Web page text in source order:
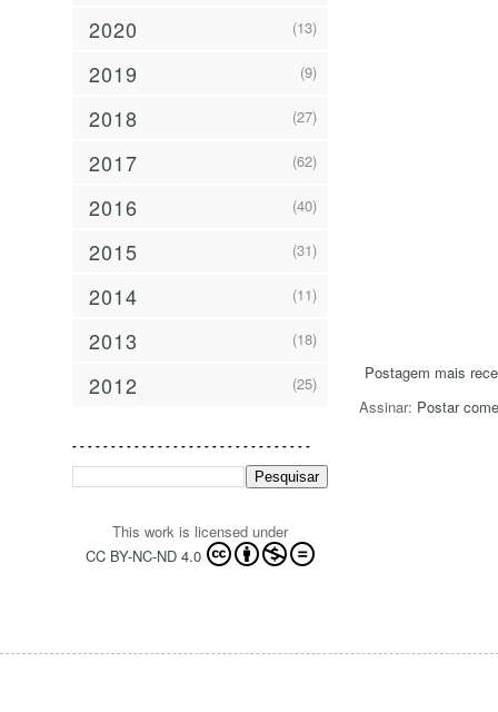
Postagem mais
Assinar: Postar
2020 (13)
2019 (9)
2018 (27)
2017 (62)
2016 (40)
2015 (31)
2014 (11)
2013 (18)
2012 (25)
- - - - - - - - - - - - - - - - - - - - - - - - - - - - - - -
This work is licensed under
CC BY-NC-ND 4.0